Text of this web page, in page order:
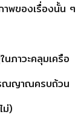
าพของเรื่องนั้น ๆ
ภาวะคลุมเครือ
รณญาณครบถ้วน
ม่)